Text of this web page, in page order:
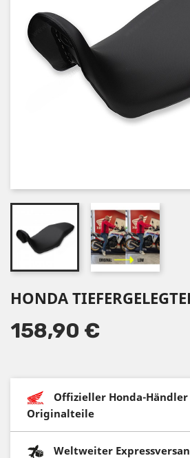
HONDA
158,90 €
Offizieller Honda-
Originalteile
Weltweiter